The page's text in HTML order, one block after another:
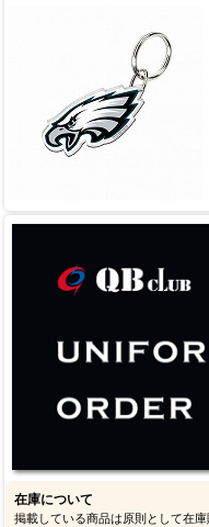
在庫について
掲載している商品は原則として在